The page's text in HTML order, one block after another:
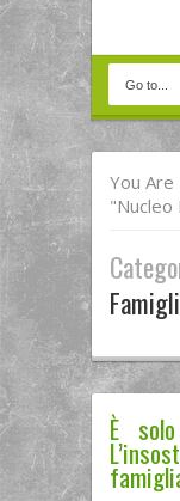
You Are
"nucleo
È